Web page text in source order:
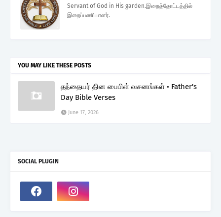
Servant of God in His garden.இறைத்தோட்டத்தில்
இறைப்பணியாளர்.
YOU MAY LIKE THESE POSTS
தந்தையர் தின பைபிள் வசனங்கள் • Father's
Day Bible Verses
June 17, 2026
SOCIAL PLUGIN